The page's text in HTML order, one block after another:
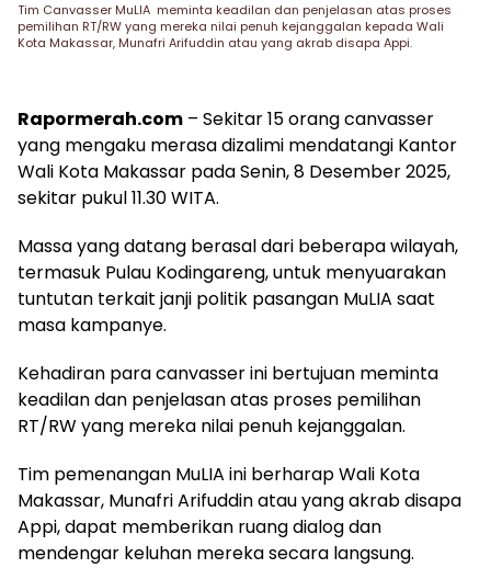
Tim Canvasser MuLIA meminta keadilan dan penjelasan atas proses
pemilihan RT/RW yang mereka nilai penuh kejanggalan kepada Wali
Kota Makassar, Munafri Arifuddin atau yang akrab disapa Appi.
Rapormerah.com – Sekitar 15 orang canvasser
yang mengaku merasa dizalimi mendatangi Kantor
Wali Kota Makassar pada Senin, 8 Desember 2025,
sekitar pukul 11.30 WITA.
Massa yang datang berasal dari beberapa wilayah,
termasuk Pulau Kodingareng, untuk menyuarakan
tuntutan terkait janji politik pasangan MuLIA saat
masa kampanye.
Kehadiran para canvasser ini bertujuan meminta
keadilan dan penjelasan atas proses pemilihan
RT/RW yang mereka nilai penuh kejanggalan.
Tim pemenangan MuLIA ini berharap Wali Kota
Makassar, Munafri Arifuddin atau yang akrab disapa
Appi, dapat memberikan ruang dialog dan
mendengar keluhan mereka secara langsung.